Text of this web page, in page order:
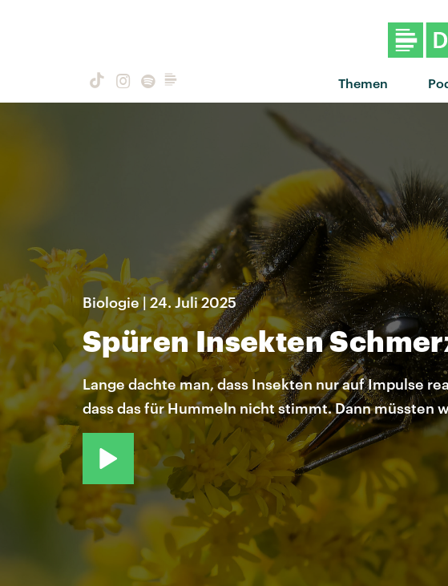
Themen
Biologie | 24. Juli 2025
Spüren Insekten
Lange dachte man, dass Insekten nur auf Impulse
dass das für Hummeln nicht stimmt. Dann müssten